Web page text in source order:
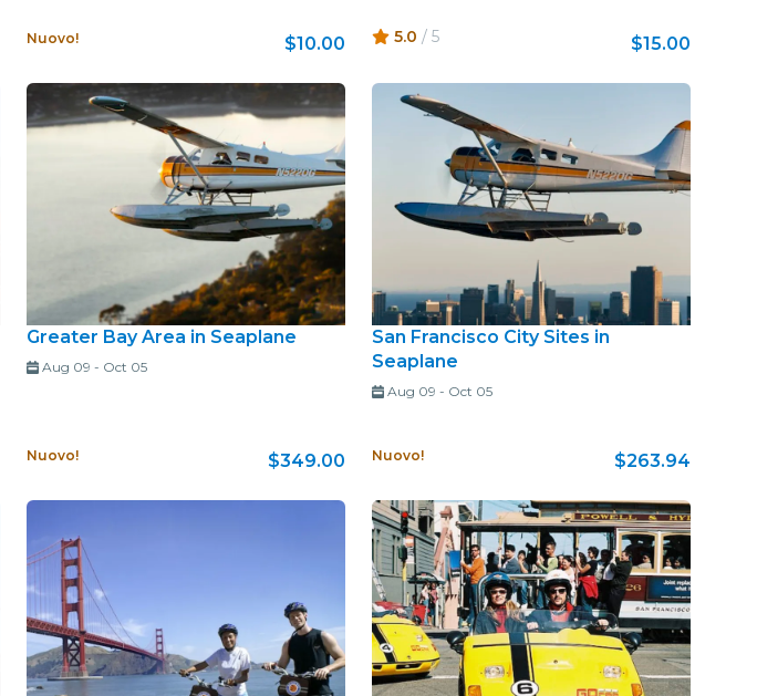
Nuovo! $10.00 5.0 / 5 $15.00
Greater Bay Area in Seaplane
Aug 09 - Oct 05
Nuovo! $349.00
San Francisco City Sites in
Seaplane
Aug 09 - Oct 05
Nuovo! $263.94